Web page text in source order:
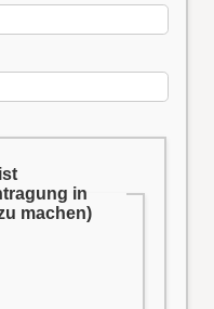
in
machen)